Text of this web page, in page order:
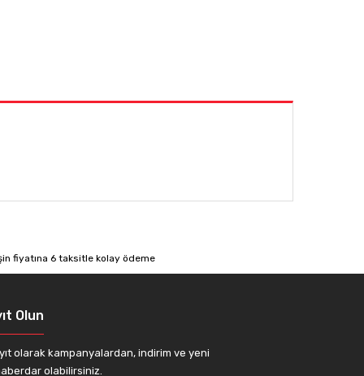
Olun
olarak kampanyalardan, indirim ve yeni
olabilirsiniz.